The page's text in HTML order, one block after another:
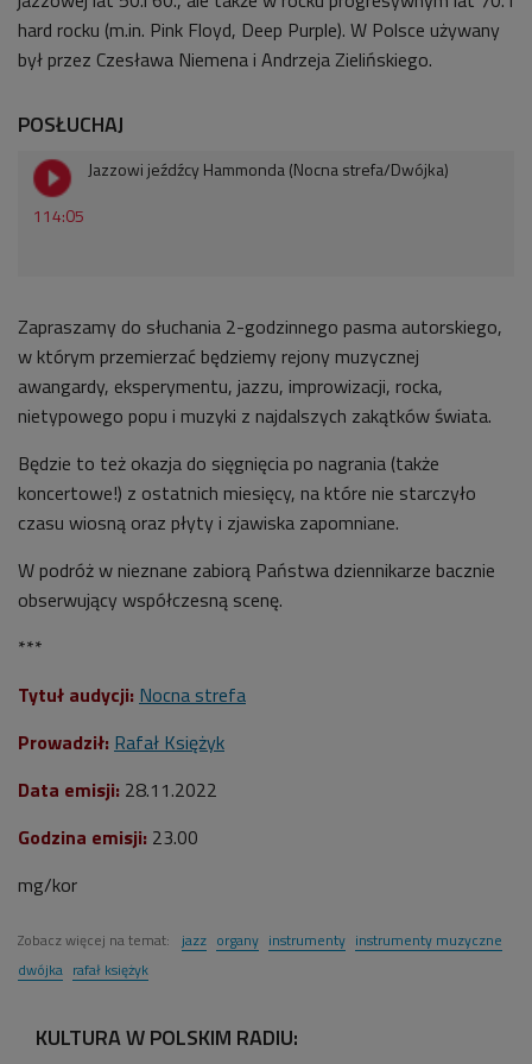
hard rocku (m.in. Pink Floyd, Deep Purple). W Polsce używany
był przez Czesława Niemena i Andrzeja Zielińskiego.
POSŁUCHAJ
114:05
Jazzowi jeźdźcy Hammonda (Nocna strefa/Dwójka)
Zapraszamy do słuchania 2-godzinnego pasma autorskiego,
w którym przemierzać będziemy rejony muzycznej
awangardy, eksperymentu, jazzu, improwizacji, rocka,
nietypowego popu i muzyki z najdalszych zakątków świata.
Będzie to też okazja do sięgnięcia po nagrania (także
koncertowe!) z ostatnich miesięcy, na które nie starczyło
czasu wiosną oraz płyty i zjawiska zapomniane.
W podróż w nieznane zabiorą Państwa dziennikarze bacznie
obserwujący współczesną scenę.
***
Tytuł audycji: Nocna strefa
Prowadził: Rafał Księżyk
Data emisji: 28.11.2022
Godzina emisji: 23.00
mg/kor
Zobacz więcej na temat: jazz organy instrumenty instrumenty muzyczne
dwójka rafał księżyk
KULTURA W POLSKIM RADIU: